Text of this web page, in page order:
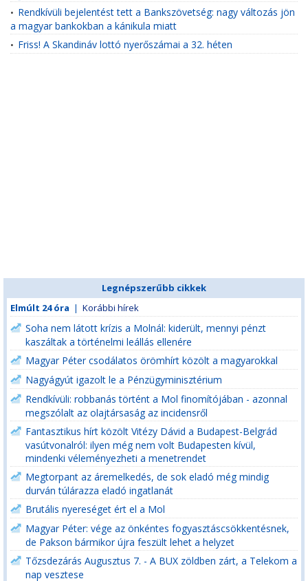
• Rendkívüli bejelentést tett a Bankszövetség: nagy változás jön
a magyar bankokban a kánikula miatt
• Friss! A Skandináv lottó nyerőszámai a 32. héten
Legnépszerűbb cikkek
Elmúlt 24 óra | Korábbi hírek
Soha nem látott krízis a Molnál: kiderült, mennyi pénzt
kaszáltak a történelmi leállás ellenére
Magyar Péter csodálatos örömhírt közölt a magyarokkal
Nagyágyút igazolt le a Pénzügyminisztérium
Rendkívüli: robbanás történt a Mol finomítójában - azonnal
megszólalt az olajtársaság az incidensről
Fantasztikus hírt közölt Vitézy Dávid a Budapest-Belgrád
vasútvonalról: ilyen még nem volt Budapesten kívül,
mindenki véleményezheti a menetrendet
Megtorpant az áremelkedés, de sok eladó még mindig
durván túlárazza eladó ingatlanát
Brutális nyereséget ért el a Mol
Magyar Péter: vége az önkéntes fogyasztáscsökkentésnek,
de Pakson bármikor újra feszült lehet a helyzet
Tőzsdezárás Augusztus 7. - A BUX zöldben zárt, a Telekom a
nap vesztese